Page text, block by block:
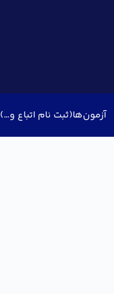
آزمون‌ها(ثبت نام اتباع و…)